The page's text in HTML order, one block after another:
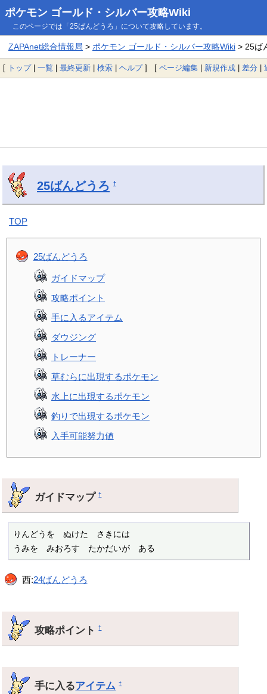
ポケモン ゴールド・シルバー攻略Wiki
このページでは「25ばんどうろ」について攻略しています。
ZAPAnet総合情報局 > ポケモン ゴールド・シルバー攻略Wiki> 25ば
[ トップ| 一覧 | 最終更新 | 検索 | ヘルプ] [ ページ編集 | 新規作成 | 差分 |
25ばんどうろ †
TOP
25ばんどうろ
ガイドマップ
攻略ポイント
手に入るアイテム
ダウジング
トレーナー
草むらに出現するポケモン
水上に出現するポケモン
釣りで出現するポケモン
入手可能努力値
ガイドマップ†
りんどうを　ぬけた　さきには
うみを　みおろす　たかだいが　ある
西:24ばんどうろ
攻略ポイント†
手に入るアイテム †